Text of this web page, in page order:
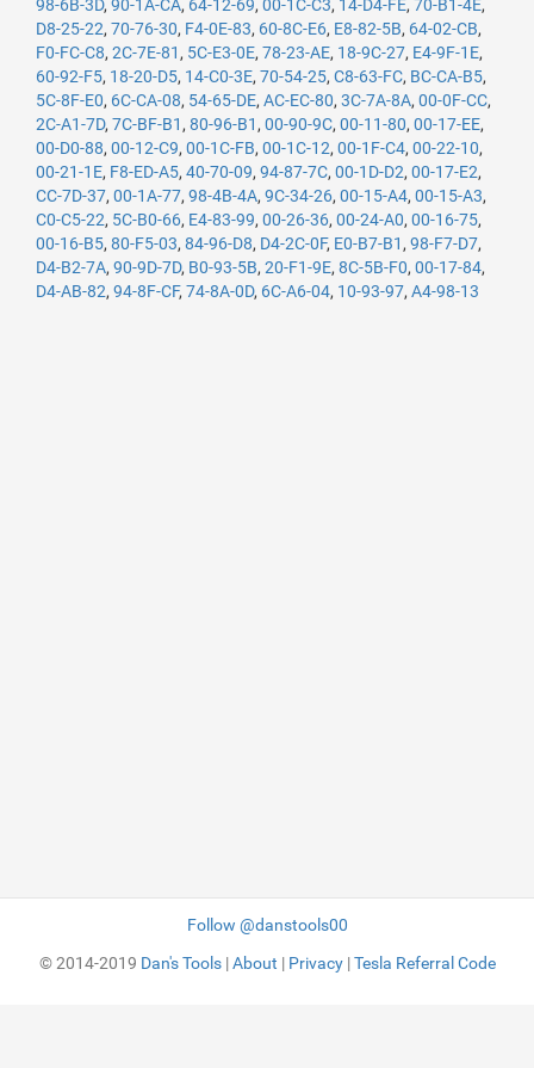
98-6B-3D, 90-1A-CA, 64-12-69, 00-1C-C3, 14-D4-FE, 70-B1-4E,
D8-25-22, 70-76-30, F4-0E-83, 60-8C-E6, E8-82-5B, 64-02-CB,
F0-FC-C8, 2C-7E-81 , 5C-E3-0E, 78-23-AE, 18-9C-27, E4-9F-1E,
60-92-F5, 18-20-D5, 14-C0-3E, 70-54-25, C8-63-FC, BC-CA-B5,
5C-8F-E0, 6C-CA-08, 54-65-DE, AC-EC-80, 3C-7A-8A, 00-0F-CC,
2C-A1-7D, 7C-BF-B1 , 80-96-B1 , 00-90-9C, 00-11-80, 00-17-EE,
00-D0-88, 00-12-C9, 00-1C-FB, 00-1C-12, 00-1F-C4, 00-22-10,
00-21-1E, F8-ED-A5, 40-70-09, 94-87-7C, 00-1D-D2, 00-17-E2,
CC-7D-37, 00-1A-77, 98-4B-4A, 9C-34-26, 00-15-A4, 00-15-A3,
C0-C5-22, 5C-B0-66, E4-83-99, 00-26-36, 00-24-A0, 00-16-75,
00-16-B5, 80-F5-03, 84-96-D8, D4-2C-0F, E0-B7-B1 , 98-F7-D7,
D4-B2-7A, 90-9D-7D, B0-93-5B, 20-F1-9E, 8C-5B-F0, 00-17-84,
D4-AB-82, 94-8F-CF, 74-8A-0D, 6C-A6-04, 10-93-97, A4-98-13
Follow @danstools00
© 2014-2019 Dan's Tools|About | Privacy|Tesla Referral Code